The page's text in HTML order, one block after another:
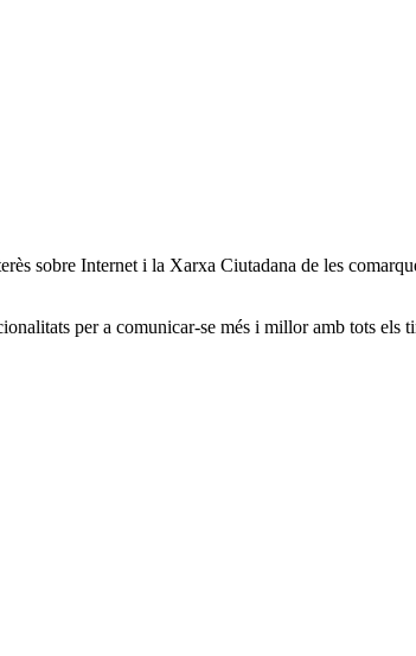
sobre Internet i la Xarxa Ciutadana de les
per a comunicar-se més i millor amb tots els